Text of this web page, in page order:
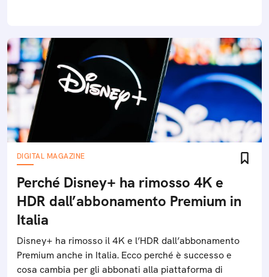
DIGITAL MAGAZINE
Perché Disney+ ha rimosso 4K e
HDR dall’abbonamento Premium in
Italia
Disney+ ha rimosso il 4K e l’HDR dall’abbonamento
Premium anche in Italia. Ecco perché è successo e
cosa cambia per gli abbonati alla piattaforma di